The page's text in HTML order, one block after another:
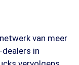
van meer
dealers in